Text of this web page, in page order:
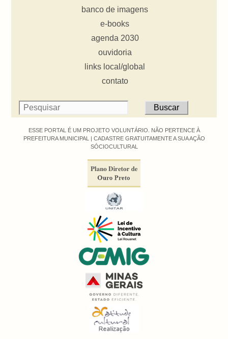
banco de imagens
e-books
agenda 2030
ouvidoria
links local/global
contato
ESSE PORTAL É UM PROJETO VOLUNTÁRIO. NÃO PERTENCE À
PREFEITURA MUNICIPAL | CADASTRE GRATUITAMENTE A SUA AÇÃO
SÓCIOCULTURAL